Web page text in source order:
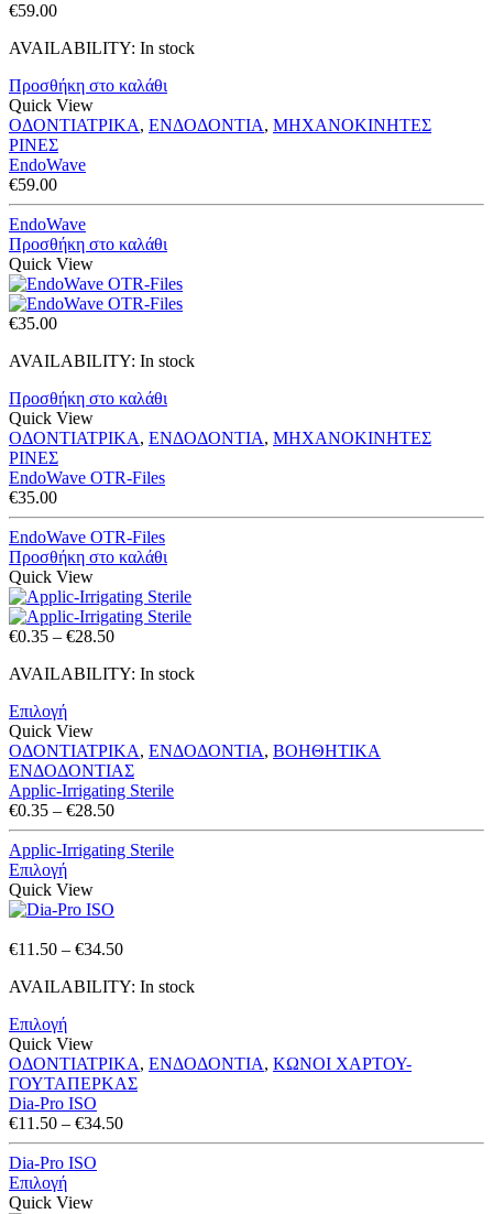
€59.00
AVAILABILITY: In stock
Προσθήκη στο καλάθι
Quick View
ΟΔΟΝΤΙΑΤΡΙΚΑ, ΕΝΔΟΔΟΝΤΙΑ, ΜΗΧΑΝΟΚΙΝΗΤΕΣ
ΡΙΝΕΣ
EndoWave
€59.00
EndoWave
Προσθήκη στο καλάθι
Quick View
€35.00
AVAILABILITY: In stock
Προσθήκη στο καλάθι
Quick View
ΟΔΟΝΤΙΑΤΡΙΚΑ, ΕΝΔΟΔΟΝΤΙΑ, ΜΗΧΑΝΟΚΙΝΗΤΕΣ
ΡΙΝΕΣ
EndoWave OTR-Files
€35.00
EndoWave OTR-Files
Προσθήκη στο καλάθι
Quick View
€0.35 – €28.50Price
€0.35
AVAILABILITY: In stock
Επιλογή
Quick View
ΟΔΟΝΤΙΑΤΡΙΚΑ, ΕΝΔΟΔΟΝΤΙΑ, ΒΟΗΘΗΤΙΚΑ
ΕΝΔΟΔΟΝΤΙΑΣ
Applic-Irrigating Sterile
€0.35 – €28.50Price
range:
€0.35
Applic-Irrigating Sterile
Επιλογή
Quick View
€11.50 – €34.50Price
€11.50
AVAILABILITY: In stock
Επιλογή
Quick View
ΟΔΟΝΤΙΑΤΡΙΚΑ, ΕΝΔΟΔΟΝΤΙΑ, ΚΩΝΟΙ ΧΑΡΤΟΥ-
ΓΟΥΤΑΠΕΡΚΑΣ
Dia-Pro ISO
€11.50 – €34.50Price
range:
Dia-Pro ISO
Επιλογή
Quick View